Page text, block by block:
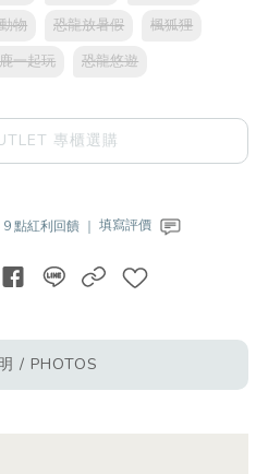
物 恐龍放暑假
楓狐狸
一起玩 恐龍悠遊
專櫃選購
點紅利回饋 ｜ 填寫評價
/ PHOTOS